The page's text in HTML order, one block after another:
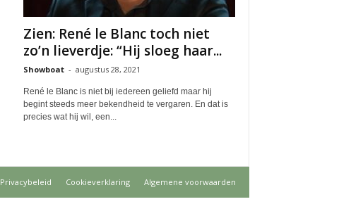
Zien: René le Blanc toch niet
zo’n lieverdje: “Hij sloeg haar...
Showboat - augustus 28, 2021
René le Blanc is niet bij iedereen geliefd maar hij
begint steeds meer bekendheid te vergaren. En dat is
precies wat hij wil, een...
Privacybeleid Cookieverklaring Algemene voorwaarden